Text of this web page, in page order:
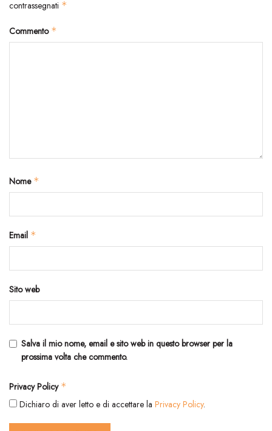
contrassegnati *
Commento *
Nome *
Email *
Sito web
Salva il mio nome, email e sito web in questo browser per la
prossima volta che commento.
Privacy Policy *
Dichiaro di aver letto e di accettare la Privacy Policy.